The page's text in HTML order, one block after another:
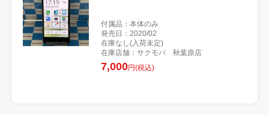
付属品：本体のみ
発売日：2020/02
在庫なし(入荷未定)
在庫店舗：サクモバ 秋葉原店
7,000円(税込)